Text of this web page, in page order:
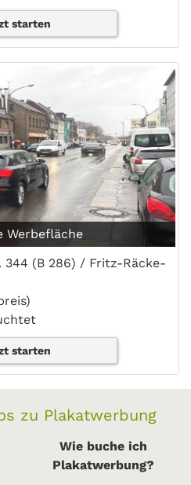
starten
Werbefläche
344 (B 286) / Fritz-Räcke-
starten
zu Plakatwerbung
Wie buche ich
Plakatwerbung?